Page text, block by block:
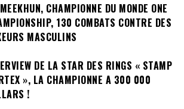
CHAMPIONNE DU MONDE ONE
130 COMBATS CONTRE DES
MASCULINS
DE LA STAR DES RINGS « STAMP
», LA CHAMPIONNE A 300 000
!